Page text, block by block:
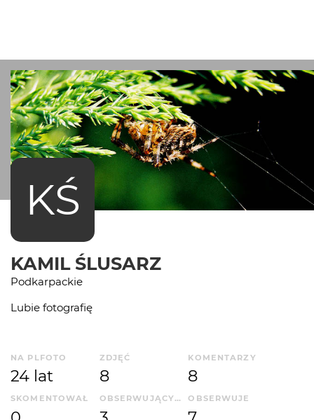
KŚ
KAMIL ŚLUSARZ
Podkarpackie
Lubie fotografię
NA PLFOTO
24 lat
ZDJĘĆ
8
KOMENTARZY
8
SKOMENTOWAŁ OBSERWUJĄCYCH OBSERWUJE